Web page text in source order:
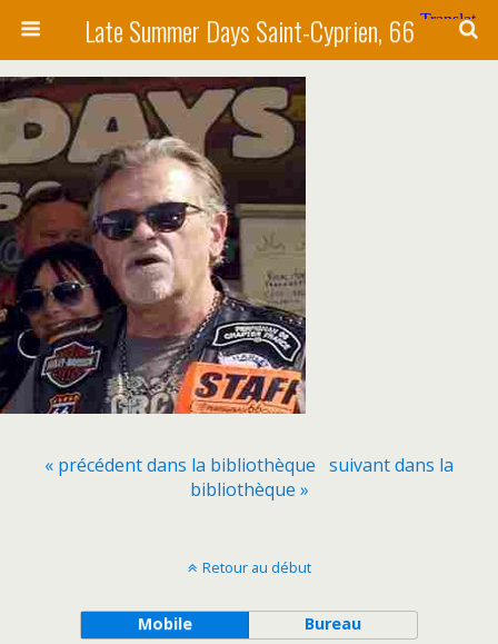
Late Summer Days Saint-Cyprien, 66
« précédent dans la bibliothèque suivant dans la
bibliothèque »
Retour au début
Mobile Bureau